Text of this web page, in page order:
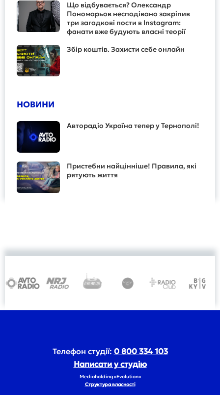
Що відбувається? Олександр
Пономарьов несподівано закріпив
три загадкові пости в Instagram:
фанати вже будують власні теорії
Збір коштів. Захисти себе онлайн
НОВИНИ
Авторадіо Україна тепер у Тернополі!
Пристебни найцінніше! Правила, які
рятують життя
Телефон студії: 0 800 334 103
Написати у студію
Mediaholding «Evolution»
Структура власності